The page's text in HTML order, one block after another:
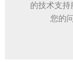
的技术支持
您的